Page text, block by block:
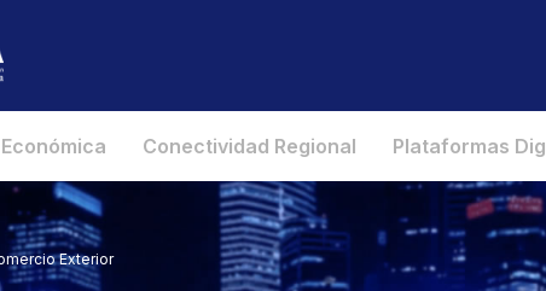
Conectividad Regional Plataformas
Exterior